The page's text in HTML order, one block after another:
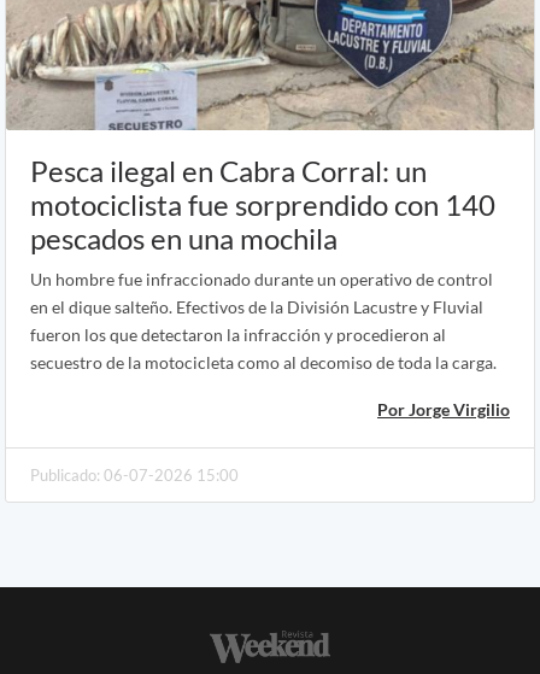
Pesca ilegal en Cabra Corral: un
motociclista fue sorprendido con 140
pescados en una mochila
Un hombre fue infraccionado durante un operativo de control
en el dique salteño. Efectivos de la División Lacustre y Fluvial
fueron los que detectaron la infracción y procedieron al
secuestro de la motocicleta como al decomiso de toda la carga.
Por Jorge Virgilio
Publicado: 06-07-2026 15:00